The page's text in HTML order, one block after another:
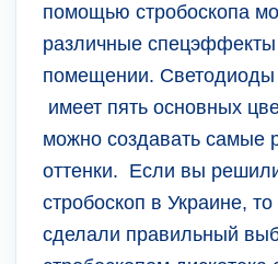
помощью стробоскопа
различные
помещении. Светодиоды
имеет пять основных
можно создавать самые
оттенки. Если вы
стробоскоп в Украине,
сделали правильный